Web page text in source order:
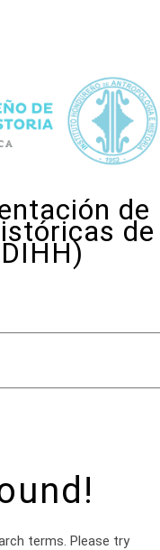
de
de
terms. Please try